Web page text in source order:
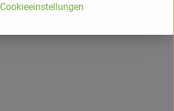
Cookieeinstellungen